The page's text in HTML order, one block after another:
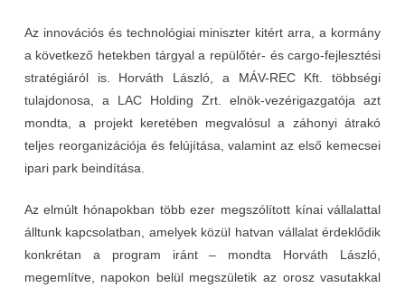
Az innovációs és technológiai miniszter kitért arra, a kormány
a következő hetekben tárgyal a repülőtér- és cargo-fejlesztési
stratégiáról is. Horváth László, a MÁV-REC Kft. többségi
tulajdonosa, a LAC Holding Zrt. elnök-vezérigazgatója azt
mondta, a projekt keretében megvalósul a záhonyi átrakó
teljes reorganizációja és felújítása, valamint az első kemecsei
ipari park beindítása.
Az elmúlt hónapokban több ezer megszólított kínai vállalattal
álltunk kapcsolatban, amelyek közül hatvan vállalat érdeklődik
konkrétan a program iránt – mondta Horváth László,
megemlítve, napokon belül megszületik az orosz vasutakkal